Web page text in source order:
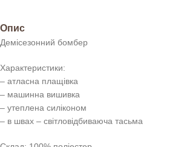
Опис
Демісезонний бомбер
Характеристики:
– атласна плащівка
– машинна вишивка
– утеплена силіконом
– в швах – світловідбиваюча тасьма